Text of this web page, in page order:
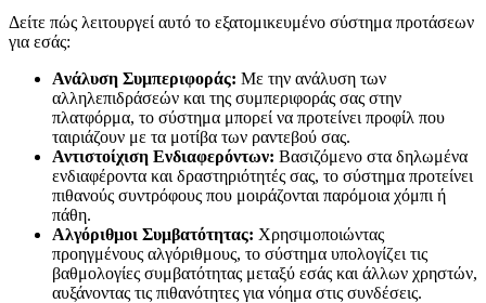
Δείτε πώς λειτουργεί αυτό το εξατομικευμένο σύστημα προτάσεων
για εσάς:
Ανάλυση Συμπεριφοράς: Με την ανάλυση των
αλληλεπιδράσεών και της συμπεριφοράς σας στην
πλατφόρμα, το σύστημα μπορεί να προτείνει προφίλ που
ταιριάζουν με τα μοτίβα των ραντεβού σας.
Αντιστοίχιση Ενδιαφερόντων: Βασιζόμενο στα δηλωμένα
ενδιαφέροντα και δραστηριότητές σας, το σύστημα προτείνει
πιθανούς συντρόφους που μοιράζονται παρόμοια χόμπι ή
πάθη.
Αλγόριθμοι Συμβατότητας: Χρησιμοποιώντας
προηγμένους αλγόριθμους, το σύστημα υπολογίζει τις
βαθμολογίες συμβατότητας μεταξύ εσάς και άλλων χρηστών,
αυξάνοντας τις πιθανότητες για νόημα στις συνδέσεις.